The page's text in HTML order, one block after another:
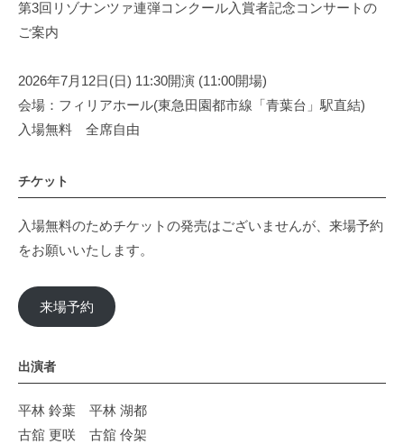
第3回リゾナンツァ連弾コンクール入賞者記念コンサートの
ご案内
2026年7月12日(日) 11:30開演 (11:00開場)
会場：フィリアホール(東急田園都市線「青葉台」駅直結)
入場無料 全席自由
チケット
入場無料のためチケットの発売はございませんが、来場予約
をお願いいたします。
来場予約
出演者
平林 鈴葉 平林 湖都
古舘 更咲 古舘 伶架